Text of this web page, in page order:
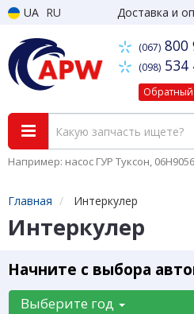
UA RU Доставка и
(067) 800
(098) 534
Обратный
Например: насос ГУР Туксон,
Главная Интеркулер
Интеркулер
Начните с выбора
Выберите год